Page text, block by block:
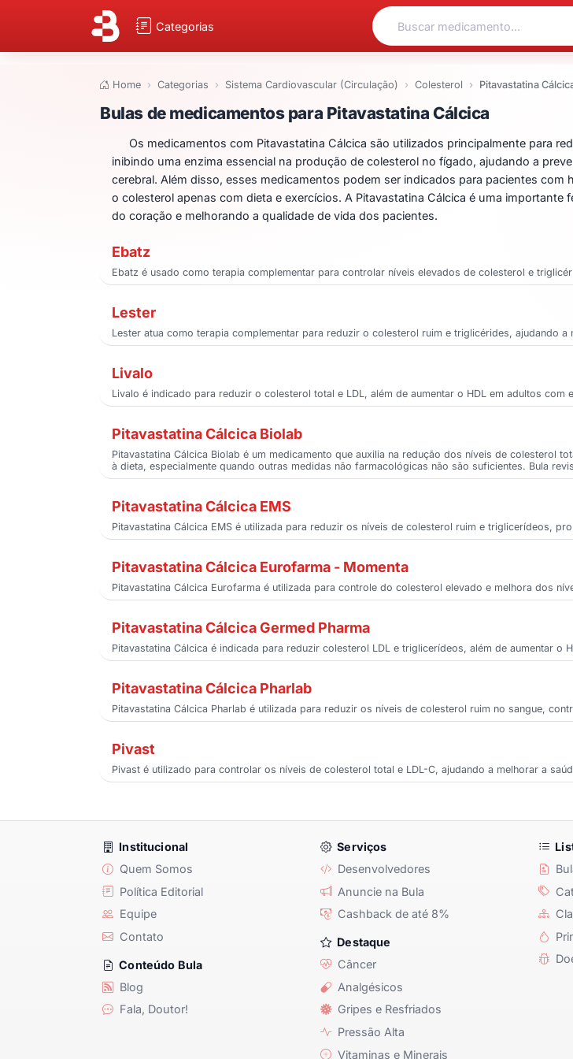
Categorias
Home Categorias Sistema Cardiovascular (Circulação) Colesterol Pitavastatina
Bulas de medicamentos para
Bulas de medicamentos para Pitavastatina Cálcica
Os medicamentos com Pitavastatina Cálcica são utilizados principalmente para
inibindo uma enzima essencial na produção de colesterol no fígado, ajudando a
cerebral. Além disso, esses medicamentos podem ser indicados para pacientes
o colesterol apenas com dieta e exercícios. A Pitavastatina Cálcica é uma
do coração e melhorando a qualidade de vida dos pacientes.
Ebatz
Ebatz é usado como terapia complementar para controlar níveis elevados de colesterol e
Lester
Lester atua como terapia complementar para reduzir o colesterol ruim e triglicérides, ajudando
Livalo
Livalo é indicado para reduzir o colesterol total e LDL, além de aumentar o HDL em adultos com
Pitavastatina Cálcica Biolab
Pitavastatina Cálcica Biolab é um medicamento que auxilia na redução dos níveis de colesterol
à dieta, especialmente quando outras medidas não farmacológicas não são suficientes. Bula
Pitavastatina Cálcica EMS
Pitavastatina Cálcica EMS é utilizada para reduzir os níveis de colesterol ruim e triglicerídeos,
Pitavastatina Cálcica Eurofarma - Momenta
Pitavastatina Cálcica Eurofarma é utilizada para controle do colesterol elevado e melhora dos
Pitavastatina Cálcica Germed Pharma
Pitavastatina Cálcica é indicada para reduzir colesterol LDL e triglicerídeos, além de aumentar o
Pitavastatina Cálcica Pharlab
Pitavastatina Cálcica Pharlab é utilizada para reduzir os níveis de colesterol ruim no sangue,
Pivast
Pivast é utilizado para controlar os níveis de colesterol total e LDL-C, ajudando a melhorar a
Institucional
Quem Somos
Política Editorial
Equipe
Contato
Conteúdo Bula
Blog
Fala, Doutor!
Serviços
Desenvolvedores
Anuncie na Bula
Cashback de até 8%
Destaque
Câncer
Analgésicos
Gripes e Resfriados
Pressão Alta
Vitaminas e Minerais